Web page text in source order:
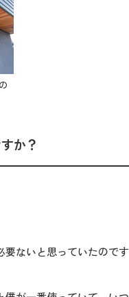
か？
要ないと思っていたのです